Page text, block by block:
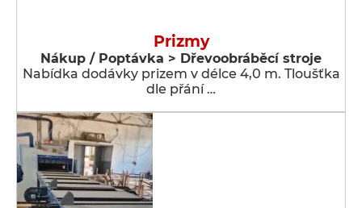
Prizmy
Nákup / Poptávka > Dřevoobráběcí stroje
Nabídka dodávky prizem v délce 4,0 m. Tloušťka
dle přání …